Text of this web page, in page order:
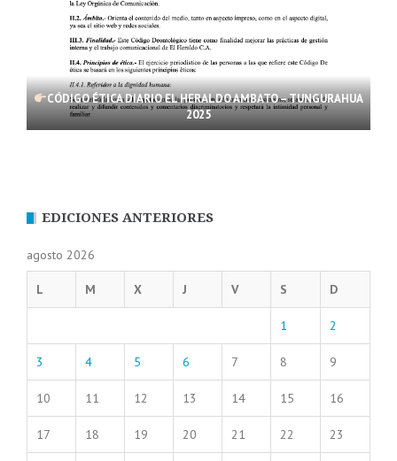
CÓDIGO ÉTICA DIARIO EL HERALDO AMBATO – TUNGURAHUA
2025
EDICIONES ANTERIORES
agosto 2026
L M X J V S D
1 2
3 4 5 6 7 8 9
10 11 12 13 14 15 16
17 18 19 20 21 22 23